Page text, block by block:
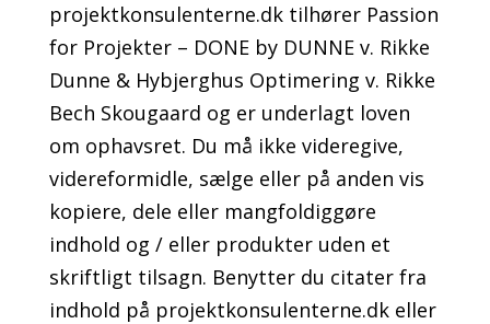
projektkonsulenterne.dk tilhører Passion
for Projekter – DONE by DUNNE v. Rikke
Dunne & Hybjerghus Optimering v. Rikke
Bech Skougaard og er underlagt loven
om ophavsret. Du må ikke videregive,
videreformidle, sælge eller på anden vis
kopiere, dele eller mangfoldiggøre
indhold og / eller produkter uden et
skriftligt tilsagn. Benytter du citater fra
indhold på projektkonsulenterne.dk eller